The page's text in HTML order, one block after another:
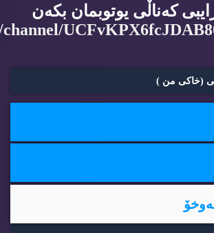
كه‌ناڵی یوتوبمان بكه‌ن
(خاكی من )